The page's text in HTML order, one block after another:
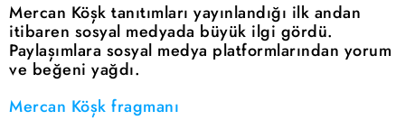
Mercan Köşk tanıtımları yayınlandığı ilk andan
itibaren sosyal medyada büyük ilgi gördü.
Paylaşımlara sosyal medya platformlarından yorum
ve beğeni yağdı.
Mercan Köşk fragmanı